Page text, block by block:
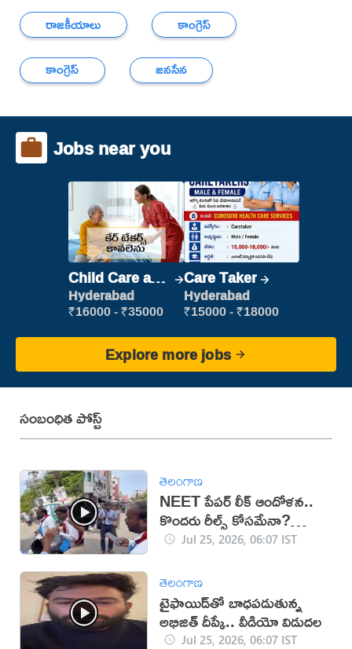
రాజకీయాలు
కాంగ్రెస్
కాంగ్రెస్
జనసేన
Jobs near you
Child Care and
Patient care
Hyderabad
₹16000 - ₹35000
Care Taker
Hyderabad
₹15000 - ₹18000
Explore more jobs
సంబంధిత పోస్ట్
తెలంగాణ
NEET పేపర్ లీక్ ఆందోళన..
కొందరు రీల్స్ కోసమేనా?
(వీడియో)
Jul 25, 2026, 06:07 IST
తెలంగాణ
టైఫాయిడ్‌తో బాధపడుతున్న
అభిజిత్‌ దీప్కే.. వీడియో విడుదల
Jul 25, 2026, 06:07 IST